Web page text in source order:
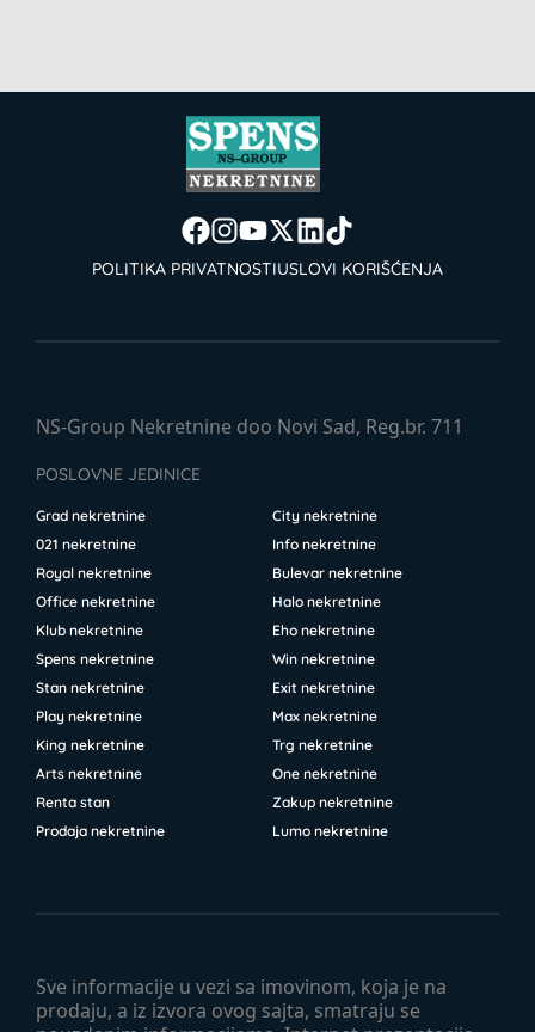
POLITIKA PRIVATNOSTIUSLOVI KORIŠĆENJA
Sve informacije u vezi sa imovinom, koja je na
prodaju, a iz izvora ovog sajta, smatraju se
NS-Group Nekretnine doo Novi Sad, Reg.br. 711
POSLOVNE JEDINICE
Grad nekretnine
City nekretnine
021 nekretnine
Info nekretnine
Royal nekretnine
Bulevar nekretnine
Office nekretnine
Halo nekretnine
Klub nekretnine
Eho nekretnine
Spens nekretnine
Win nekretnine
Stan nekretnine
Exit nekretnine
Play nekretnine
Max nekretnine
King nekretnine
Trg nekretnine
Arts nekretnine
One nekretnine
Renta stan
Zakup nekretnine
Prodaja nekretnine
Lumo nekretnine